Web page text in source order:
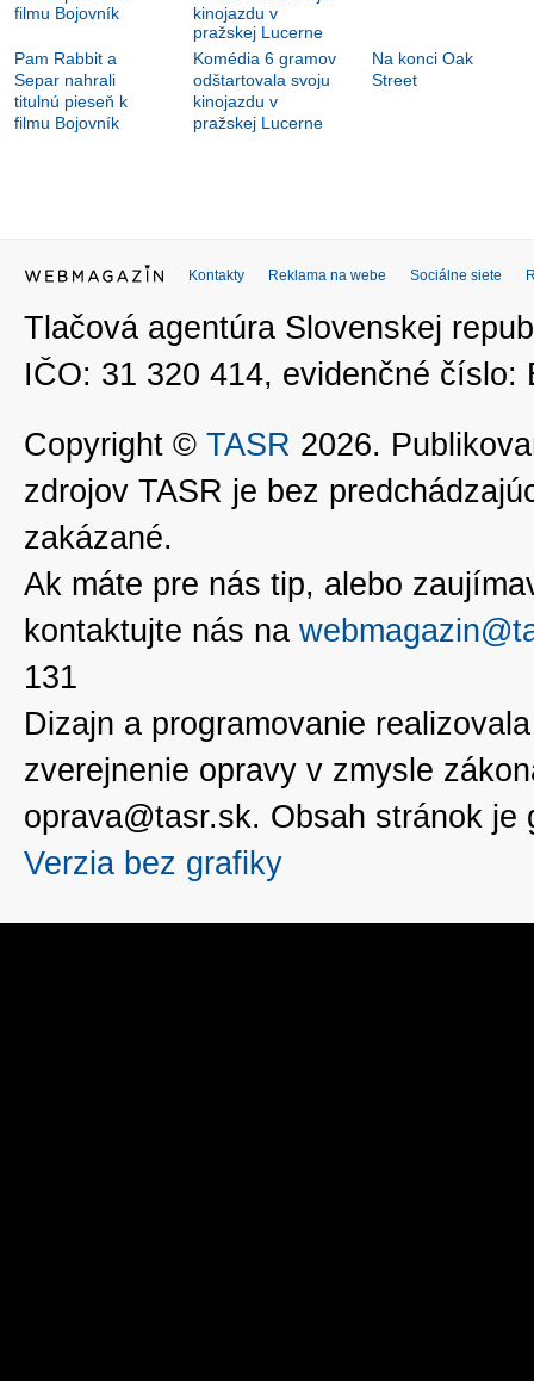
Pam Rabbit a
Separ nahrali
titulnú pieseň k
filmu Bojovník
Komédia 6 gramov
odštartovala svoju
kinojazdu v
pražskej Lucerne
Na konci Oak
Street
Kontakty Reklama na webe Sociálne siete
Tlačová agentúra Slovenskej
IČO: 31 320 414, evidenčné číslo:
Copyright © TASR 2026.
zdrojov TASR je bez
zakázané.
Ak máte pre nás tip, alebo
kontaktujte nás na
131
Dizajn a programovanie
zverejnenie opravy v zmysle
oprava@tasr.sk. Obsah stránok
Verzia bez grafiky